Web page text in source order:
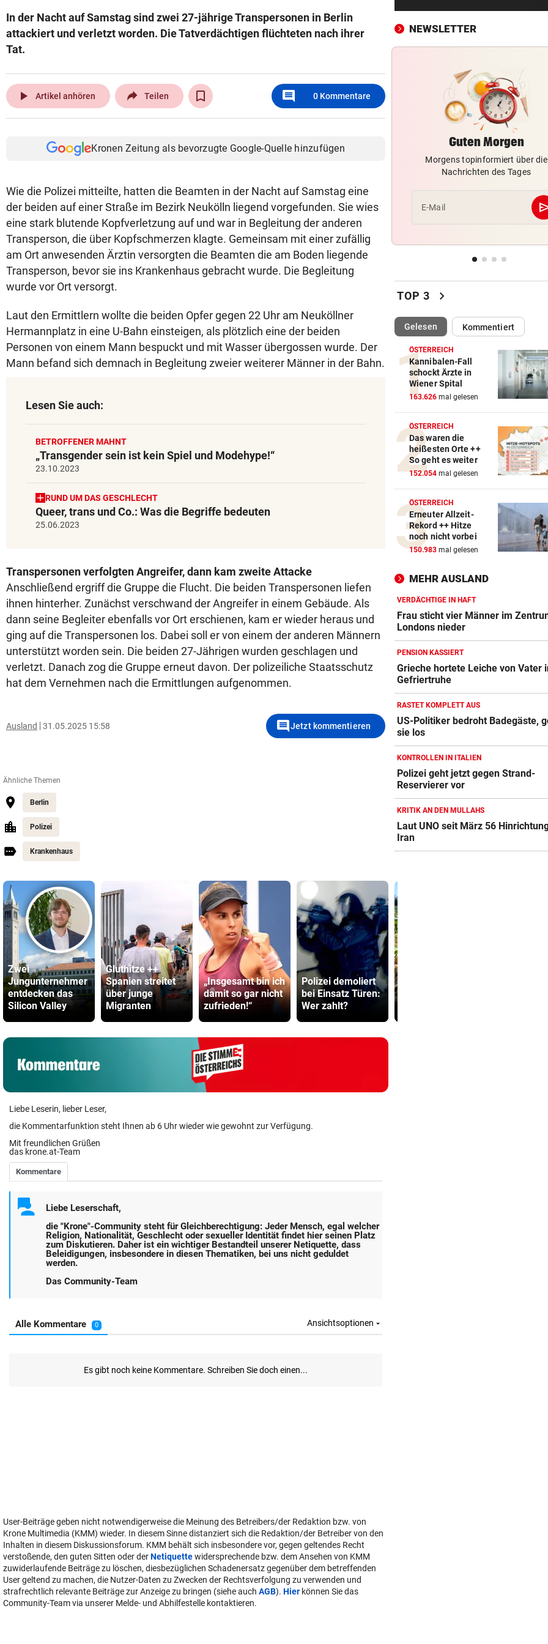
In der Nacht auf Samstag sind zwei 27-jährige Transpersonen in Berlin
attackiert und verletzt worden. Die Tatverdächtigen flüchteten nach ihrer
Tat.
play_arrow Artikel anhören Teilen comment 0 Kommentare
Kronen Zeitung als bevorzugte Google-Quelle hinzufügen
Wie die Polizei mitteilte, hatten die Beamten in der Nacht auf Samstag eine
der beiden auf einer Straße im Bezirk Neukölln liegend vorgefunden. Sie wies
eine stark blutende Kopfverletzung auf und war in Begleitung der anderen
Transperson, die über Kopfschmerzen klagte. Gemeinsam mit einer zufällig
am Ort anwesenden Ärztin versorgten die Beamten die am Boden liegende
Transperson, bevor sie ins Krankenhaus gebracht wurde. Die Begleitung
wurde vor Ort versorgt.
Laut den Ermittlern wollte die beiden Opfer gegen 22 Uhr am Neuköllner
Hermannplatz in eine U-Bahn einsteigen, als plötzlich eine der beiden
Personen von einem Mann bespuckt und mit Wasser übergossen wurde. Der
Mann befand sich demnach in Begleitung zweier weiterer Männer in der Bahn.
Lesen Sie auch:
BETROFFENER MAHNT
„Transgender sein ist kein Spiel und Modehype!“
23.10.2023
RUND UM DAS GESCHLECHT
Queer, trans und Co.: Was die Begriffe bedeuten
25.06.2023
Transpersonen verfolgten Angreifer, dann kam zweite Attacke
Anschließend ergriff die Gruppe die Flucht. Die beiden Transpersonen liefen
ihnen hinterher. Zunächst verschwand der Angreifer in einem Gebäude. Als
dann seine Begleiter ebenfalls vor Ort erschienen, kam er wieder heraus und
ging auf die Transpersonen los. Dabei soll er von einem der anderen Männern
unterstützt worden sein. Die beiden 27-Jährigen wurden geschlagen und
verletzt. Danach zog die Gruppe erneut davon. Der polizeiliche Staatsschutz
hat dem Vernehmen nach die Ermittlungen aufgenommen.
Ausland 31.05.2025 15:58 commentJetzt kommentieren
Ähnliche Themen
Berlin
Polizei
Krankenhaus
Zwei
Jungunternehmer
entdecken das
Silicon Valley
Gluthitze ++
Spanien streitet
über junge
Migranten
„Insgesamt bin ich
damit so gar nicht
zufrieden!“
Polizei demoliert
bei Einsatz Türen:
Wer zahlt?
Liebe Leserin, lieber Leser,
die Kommentarfunktion steht Ihnen ab 6 Uhr wieder wie gewohnt zur Verfügung.
Mit freundlichen Grüßen
das krone.at-Team
User-Beiträge geben nicht notwendigerweise die Meinung des Betreibers/der Redaktion bzw. von
Krone Multimedia (KMM) wieder. In diesem Sinne distanziert sich die Redaktion/der Betreiber von den
Inhalten in diesem Diskussionsforum. KMM behält sich insbesondere vor, gegen geltendes Recht
verstoßende, den guten Sitten oder derNetiquettewidersprechende bzw. dem Ansehen von KMM
zuwiderlaufende Beiträge zu löschen, diesbezüglichen Schadenersatz gegenüber dem betreffenden
User geltend zu machen, die Nutzer-Daten zu Zwecken der Rechtsverfolgung zu verwenden und
strafrechtlich relevante Beiträge zur Anzeige zu bringen (siehe auch AGB). Hier können Sie das
Community-Team via unserer Melde- und Abhilfestelle kontaktieren.
Bergsteiger stürzte 20
Gletscherspalte ab
CLOUD, KI & DATEN: vor
FÖHRENWALD IN FLAMMEN
500 Helfer kämpfen bei
gegen Inferno
BEI RONALDINHO-BESUCH vor 5
Nächster Brasilien-Star
den Wörthersee
vor
Premier-League-Klub
Darum spielte Sturm Graz
Brustsponsor
„KRONE“-INTERVIEW
Sabrina Setlur: „Mein Weg
hart, aber ehrlich“
CHAMPIONS-LEAGUE-QUALI vor
Tor-Spektakel! St. Pölten
Young Boys Bern
WILDE FAHRT DURCH WIEN vor
Mann floh nach Unfall
Mit Schuss gestoppt
MIT FORSCHER UNTERWEGS
Bundespräsident zeigt: So
dramatisch ist die Lage
WIR HATTEN 41,2 GRAD! vor
noch nicht vorbei
BEAMTE SIND AM ZUG vor
Feilschen um neue
geht munter weiter
POLIZEI SUCHT HINWEISE vor 7
Goldkettenräuber von Graz:
Weitere Opfer vermutet
NEWSLETTER
Guten Morgen
Morgens topinformiert über die
Nachrichten des Tages
E-Mail
TOP 3 chevron_right
Gelesen(ausgewählt)Kommentiert
ÖSTERREICH
Kannibalen-Fall
schockt Ärzte in
Wiener Spital
163.626 mal gelesen
ÖSTERREICH
Das waren die
heißesten Orte ++
So geht es weiter
152.054 mal gelesen
ÖSTERREICH
Erneuter Allzeit-
Rekord ++ Hitze
noch nicht vorbei
150.983 mal gelesen
MEHR AUSLAND
VERDÄCHTIGE IN HAFT
Frau sticht vier Männer im
Londons nieder
PENSION KASSIERT
Grieche hortete Leiche von Vater
Gefriertruhe
RASTET KOMPLETT AUS
US-Politiker bedroht Badegäste,
sie los
KONTROLLEN IN ITALIEN
Polizei geht jetzt gegen Strand-
Reservierer vor
KRITIK AN DEN MULLAHS
Laut UNO seit März 56
Iran